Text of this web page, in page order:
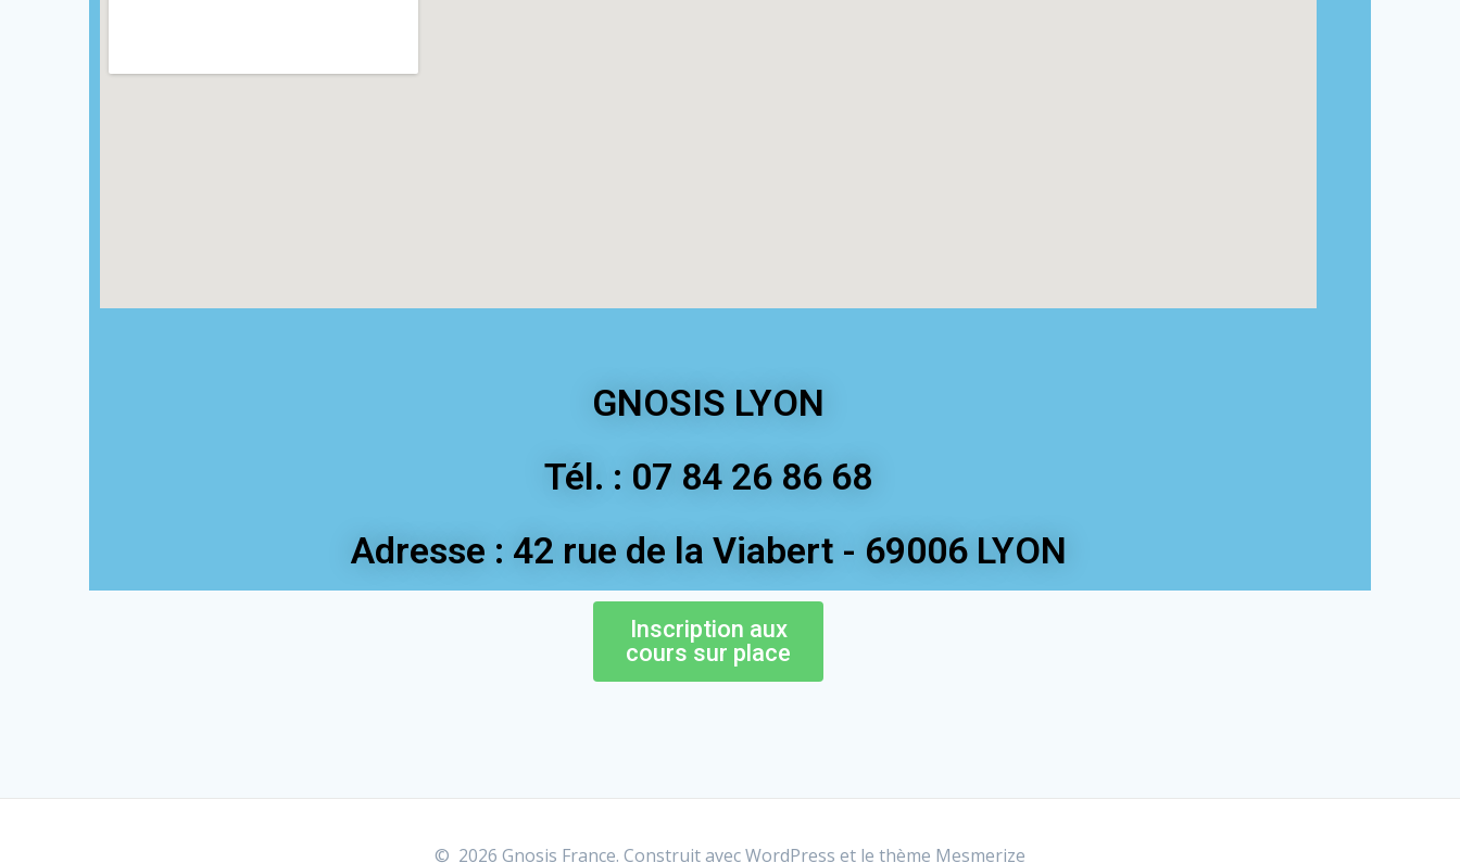
GNOSIS LYON
Tél. : 07 84 26 86 68
Adresse : 42 rue de la Viabert - 69006 LYON
Inscription aux
cours sur place
© 2026 Gnosis France. Construit avec WordPress et le thème Mesmerize